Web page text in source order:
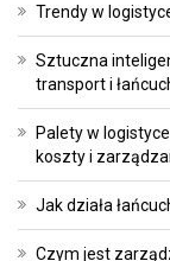
Trendy w
Sztuczna
transport i
Palety w
koszty i
Jak działa
Czym jest